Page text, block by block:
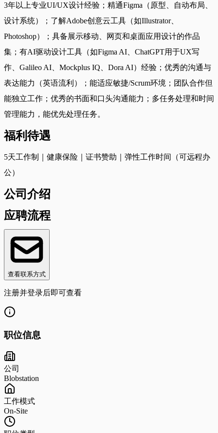
3年以上专业UI/UX设计经验；精通Figma（原型、自动布局、
设计系统）；了解Adobe创意云工具（如Illustrator、
Photoshop）；具备展示移动、网页和桌面应用设计的作品
集；有AI驱动设计工具（如Figma AI、ChatGPT用于UX写
作、Galileo AI、Mockplus IQ、Dora AI）经验；优秀的沟通与
表达能力（英语流利）；能适应敏捷/Scrum环境；团队合作但
能独立工作；优秀的书面和口头沟通能力；多任务处理和时间
管理能力，能优先处理任务。
福利待遇
5天工作制｜健康保险｜证书赞助｜弹性工作时间（可远程办
公）
公司介绍
应聘流程
查看联系方式
注册并登录后即可查看
职位信息
公司
Blobstation
工作模式
On-Site